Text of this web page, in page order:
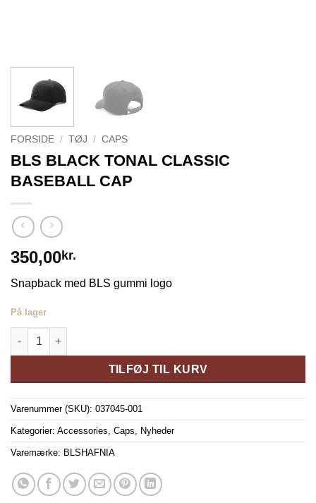
FORSIDE / TØJ / CAPS
BLS BLACK TONAL CLASSIC
BASEBALL CAP
350,00kr.
Snapback med BLS gummi logo
På lager
BLS BLACK TONAL CLASSIC BASEBALL CAP antal
TILFØJ TIL KURV
Varenummer (SKU): 037045-001
Kategorier: Accessories Caps Nyheder
Varemærke: BLSHAFNIA